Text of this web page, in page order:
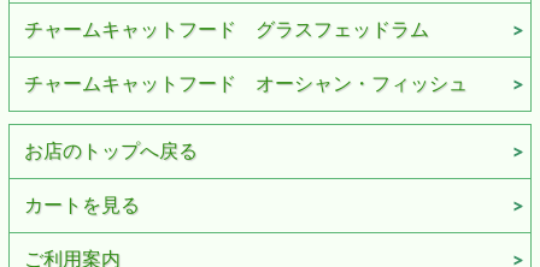
チャームキャットフード グラスフェッドラム
チャームキャットフード オーシャン・フィッシュ
お店のトップへ戻る
カートを見る
ご利用案内